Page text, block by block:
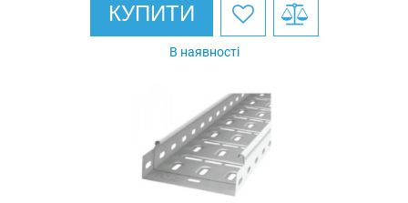
КУПИТИ
В наявності